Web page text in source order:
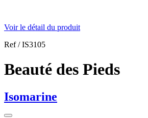
Voir le détail du produit
Ref /IS3105
Beauté des Pieds
Isomarine